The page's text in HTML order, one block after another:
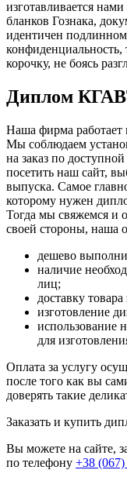
изготавливается
бланков Гознака,
идентичен
конфиденциальность,
корочку, не боясь
Диплом
Наша фирма работает
Мы соблюдаем
на заказ по
посетить наш сайт,
выпуска. Самое
которому нужен
Тогда мы свяжемся и
своей стороны, наша
дешево
наличие
лиц;
доставку
изготовление
использование
для
Оплата за услугу
после того как вы
доверять такие
Заказать и купить
Вы можете на сайте,
по телефону +38